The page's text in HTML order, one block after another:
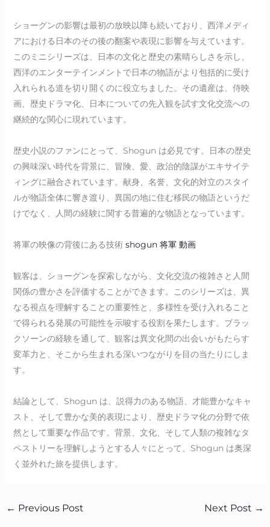
ショーグンの影響は最初の放映以降も続いており、西洋メディ
アにおける日本のその後の翻案や表現に影響を与えています。
このミニシリーズは、日本の文化と歴史の素晴らしさを示し、
西洋のエンターテインメントで日本の物語がより包括的に受け
入れられる道を切り開くのに役立ちました。その遺産は、侍映
画、歴史ドラマ化、日本についての先入観を試す文化交流への
継続的な関心に現れています。
歴史小説のファンにとって、Shogun は必見です。日本の歴史
の興味深い時代を背景に、冒険、愛、政治的陰謀がエキサイテ
ィングに融合されています。献身、名誉、文化的対立のスタイ
ルが物語全体に響き渡り、異国の地に住む移民の物語というだ
けでなく、人間の経験に関する普遍的な物語となっています。
将軍の映像の背後にある技術 shogun 将軍 動画
観客は、ショーグンを探索しながら、文化交流の複雑さと人間
関係の豊かさを評価することができます。このシリーズは、異
なる視点を理解することの重要性と、多様性を受け入れること
で得られる発展の可能性を示唆する役割を果たします。ブラッ
クソーンの経験を通して、観客は異文化間の出会いがもたらす
変革力と、そこから生まれる深いつながりを目の当たりにしま
す。
結論として、Shogun は、説得力のある物語、才能豊かなキャ
スト、そして豊かな美的表現により、歴史ドラマ化の分野で依
然として重要な作品です。背景、文化、そして人類の複雑なタ
ペストリーを理解しようとする人々にとって、Shogun は奥深
く並外れた旅を提供します。
← Previous Post Next Post →